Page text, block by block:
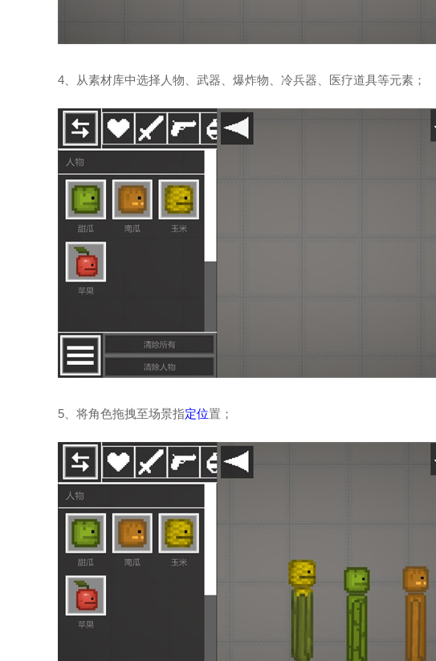
4、从素材库中选择人物、武器、爆炸物、冷兵器、医疗道具等元素；
5、将角色拖拽至场景指定位置；